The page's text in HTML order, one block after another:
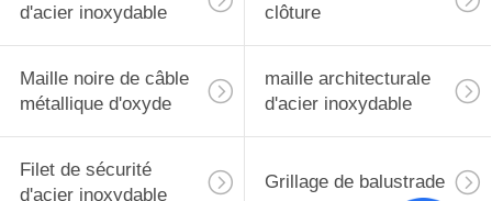
d'acier inoxydable
clôture
Maille noire de câble
métallique d'oxyde
maille architecturale
d'acier inoxydable
Filet de sécurité
d'acier inoxydable
Grillage de balustrade